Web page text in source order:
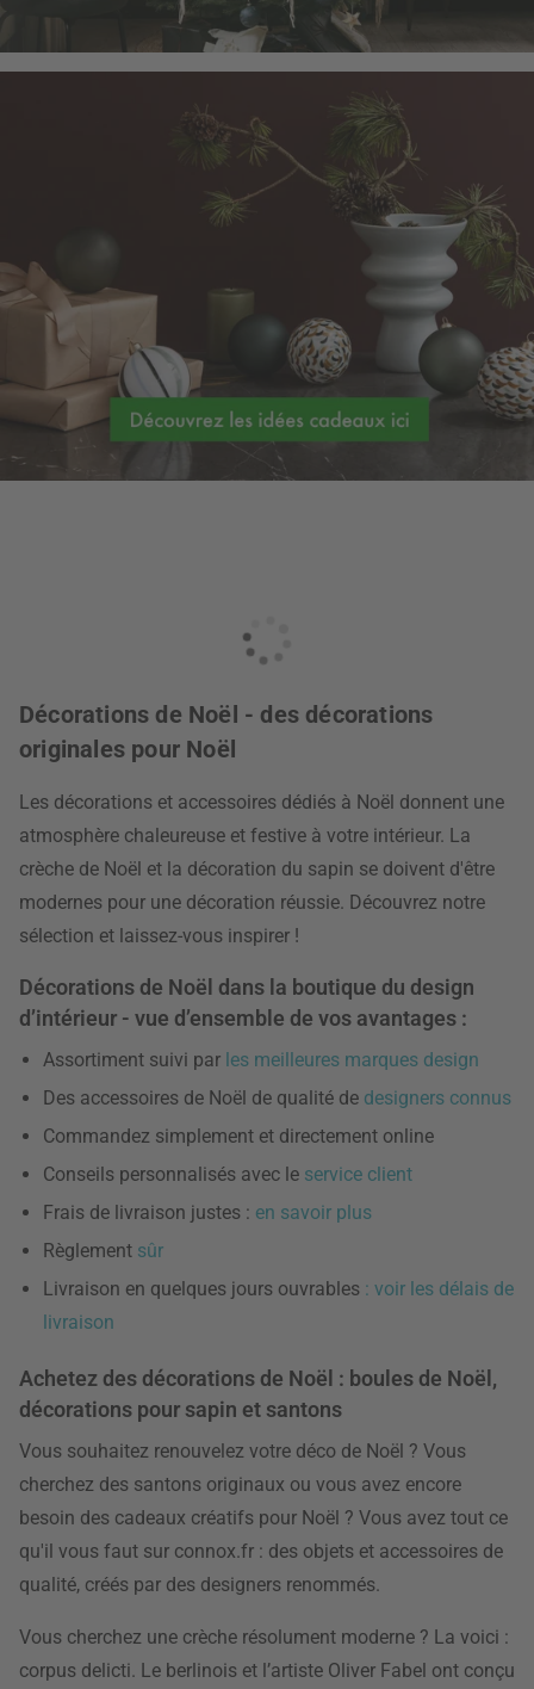
Décorations de Noël - des décorations
originales pour Noël
Les décorations et accessoires dédiés à Noël donnent une
atmosphère chaleureuse et festive à votre intérieur. La
crèche de Noël et la décoration du sapin se doivent d'être
modernes pour une décoration réussie. Découvrez notre
sélection et laissez-vous inspirer !
Décorations de Noël dans la boutique du design
d’intérieur - vue d’ensemble de vos avantages :
Assortiment suivi par les meilleures marques design
Des accessoires de Noël de qualité de designers connus
Commandez simplement et directement online
Conseils personnalisés avec le service client
Frais de livraison justes : en savoir plus
Règlement sûr
Livraison en quelques jours ouvrables : voir les délais de
livraison
Achetez des décorations de Noël : boules de Noël,
décorations pour sapin et santons
Vous souhaitez renouvelez votre déco de Noël ? Vous
cherchez des santons originaux ou vous avez encore
besoin des cadeaux créatifs pour Noël ? Vous avez tout ce
qu'il vous faut sur connox.fr : des objets et accessoires de
qualité, créés par des designers renommés.
Vous cherchez une crèche résolument moderne ? La voici :
corpus delicti. Le berlinois et l’artiste Oliver Fabel ont conçu